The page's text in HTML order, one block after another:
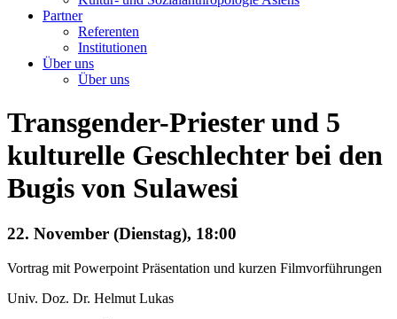
Partner
Referenten
Institutionen
Über uns
Über uns
Transgender-Priester und 5
kulturelle Geschlechter bei den
Bugis von Sulawesi
22. November (Dienstag), 18:00
Vortrag mit Powerpoint Präsentation und kurzen Filmvorführungen
Univ. Doz. Dr. Helmut Lukas